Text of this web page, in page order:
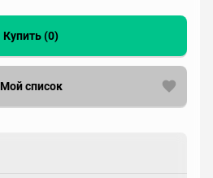
Купить (0)
Мой список